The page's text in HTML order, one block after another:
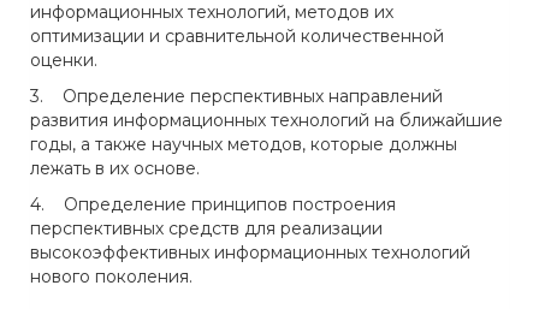
информационных технологий, методов их
оптимизации и сравнительной количественной
оценки.
3. Определение перспективных направлений
развития информационных технологий на ближайшие
годы, а также научных методов, которые должны
лежать в их основе.
4. Определение принципов построения
перспективных средств для реализации
высокоэффективных информационных технологий
нового поколения.